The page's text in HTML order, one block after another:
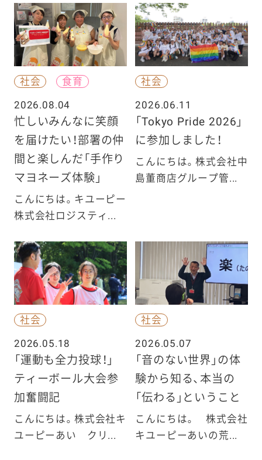
社会
食育
2026.08.04
忙しいみんなに笑顔
を届けたい！部署の仲
間と楽しんだ「手作り
マヨネーズ体験」
こんにちは。キユーピー
株式会社ロジスティ...
社会
2026.06.11
「Tokyo Pride 2026」
に参加しました！
こんにちは。株式会社中
島董商店グループ管...
社会
2026.05.18
「運動も全力投球！」
ティーボール大会参
加奮闘記
こんにちは。株式会社キ
ユーピーあい クリ...
社会
2026.05.07
「音のない世界」の体
験から知る、本当の
「伝わる」ということ
こんにちは。 株式会社
キユーピーあいの荒...